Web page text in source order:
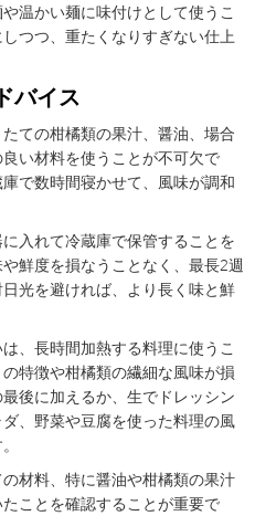
温かい麺に味付けとして使うこ
つつ、重たくなりすぎない仕上
バイス
ての柑橘類の果汁、醤油、場合
い材料を使うことが不可欠で
で数時間寝かせて、風味が調和
入れて冷蔵庫で保管することを
鮮度を損なうことなく、最長2週
光を避ければ、より長く味と鮮
、長時間加熱する料理に使うこ
特徴や柑橘類の繊細な風味が損
後に加えるか、生でドレッシン
、野菜や豆腐を使った料理の風
材料、特に醤油や柑橘類の果汁
ことを確認することが重要で